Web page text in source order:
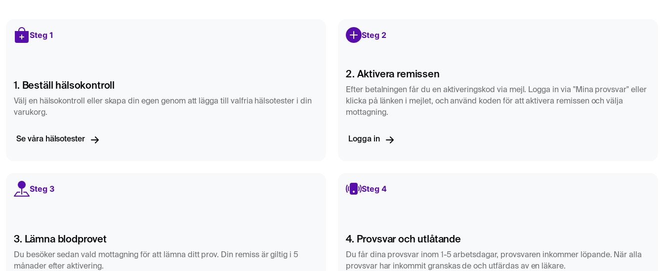
Steg 1
1. Beställ hälsokontroll
Välj en hälsokontroll eller skapa din egen genom att lägga till valfria hälsotester i din
varukorg.
Se våra hälsotester
Steg 2
2. Aktivera remissen
Efter betalningen får du en aktiveringskod via mejl. Logga in via "Mina provsvar" eller
klicka på länken i mejlet, och använd koden för att aktivera remissen och välja
mottagning.
Logga in
Steg 3
3. Lämna blodprovet
Du besöker sedan vald mottagning för att lämna ditt prov. Din remiss är giltig i 5
månader efter aktivering.
Steg 4
4. Provsvar och utlåtande
Du får dina provsvar inom 1-5 arbetsdagar, provsvaren inkommer löpande. När alla
provsvar har inkommit granskas de och utfärdas av en läkare.